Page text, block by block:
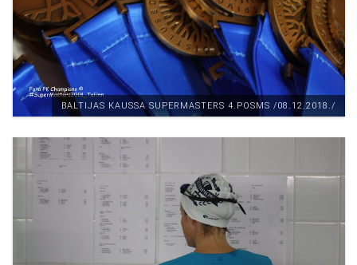
BALTIJAS KAUSSA SUPERMASTERS 4.POSMS /08.12.2018./